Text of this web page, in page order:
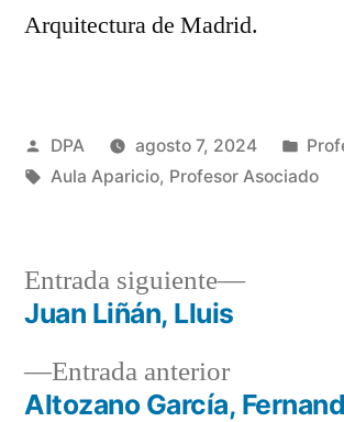
Arquitectura de Madrid.
Publicado
por
DPA agosto 7, 2024
en
Etiquetas:
Aula Aparicio, Profesor Asociado
Navegación
deEntrada anteriorEntrada
anterior:
Altozano García,
Entrada siguiente
Entrada
Juan Liñán, Lluis